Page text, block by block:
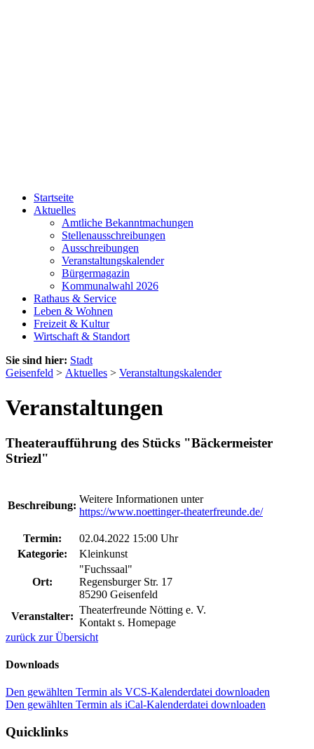
Startseite
Aktuelles
Amtliche Bekanntmachungen
Stellenausschreibungen
Ausschreibungen
Veranstaltungskalender
Bürgermagazin
Kommunalwahl 2026
Rathaus & Service
Leben & Wohnen
Freizeit & Kultur
Wirtschaft & Standort
Sie sind hier: Stadt
Geisenfeld > Aktuelles > Veranstaltungskalender
Veranstaltungen
Theateraufführung des Stücks "Bäckermeister
Striezl"
Beschreibung:
Weitere Informationen unter
https://www.noettinger-theaterfreunde.de/
Termin:
02.04.2022 15:00 Uhr
Kategorie:
Kleinkunst
Ort:
"Fuchssaal"
Regensburger Str. 17
85290 Geisenfeld
Veranstalter:
Theaterfreunde Nötting e. V.
Kontakt s. Homepage
zurück zur Übersicht
Downloads
Den gewählten Termin als VCS-Kalenderdatei downloaden
Den gewählten Termin als iCal-Kalenderdatei downloaden
Quicklinks